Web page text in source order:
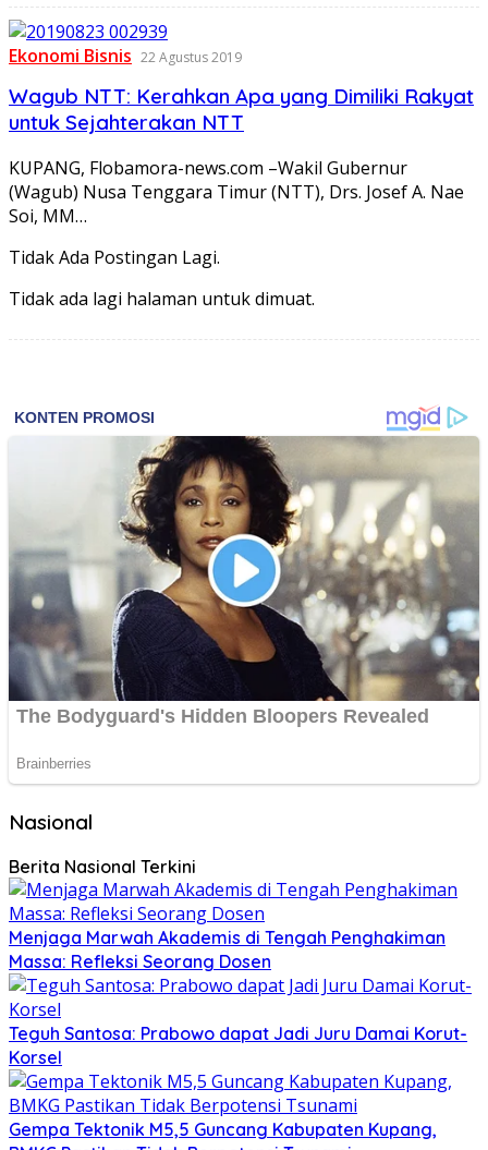
Ekonomi Bisnis 22 Agustus 2019
Wagub NTT: Kerahkan Apa yang Dimiliki Rakyat
untuk Sejahterakan NTT
KUPANG, Flobamora-news.com –Wakil Gubernur
(Wagub) Nusa Tenggara Timur (NTT), Drs. Josef A. Nae
Soi, MM…
Tidak Ada Postingan Lagi.
Tidak ada lagi halaman untuk dimuat.
Nasional
Berita Nasional Terkini
Menjaga Marwah Akademis di Tengah Penghakiman
Massa: Refleksi Seorang Dosen
Teguh Santosa: Prabowo dapat Jadi Juru Damai Korut-
Korsel
Gempa Tektonik M5,5 Guncang Kabupaten Kupang,